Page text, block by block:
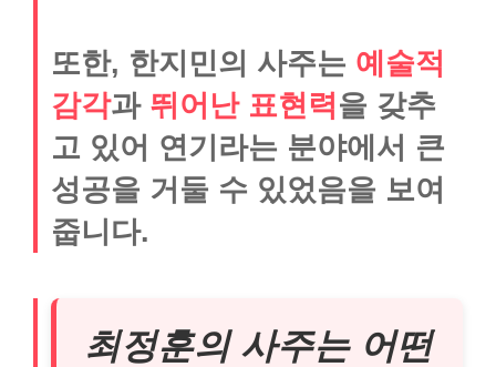
또한, 한지민의 사주는 예술적
감각과 뛰어난 표현력을 갖추
고 있어 연기라는 분야에서 큰
성공을 거둘 수 있었음을 보여
줍니다.
최정훈의 사주는 어떤